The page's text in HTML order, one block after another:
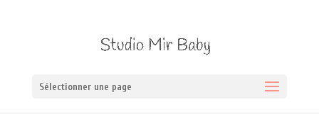
Sélectionner une page